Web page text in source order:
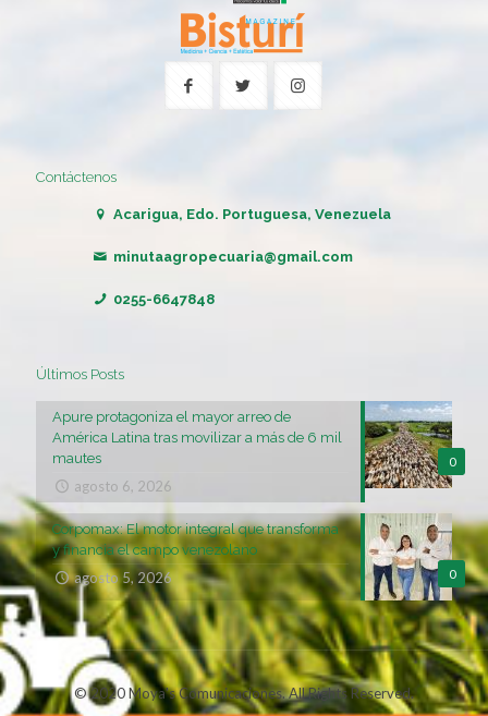
Contáctenos
Acarigua, Edo. Portuguesa, Venezuela
minutaagropecuaria@gmail.com
0255-6647848
Últimos Posts
0
Apure protagoniza el mayor arreo de
América Latina tras movilizar a más de 6 mil
mautes
agosto 6, 2026
0
Corpomax: El motor integral que transforma
y financia el campo venezolano
agosto 5, 2026
© 2020 Moya's Comunicaciones. All Rights Reserved.